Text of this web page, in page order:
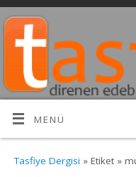
MENÜ
Tasfiye Dergisi » Etiket »